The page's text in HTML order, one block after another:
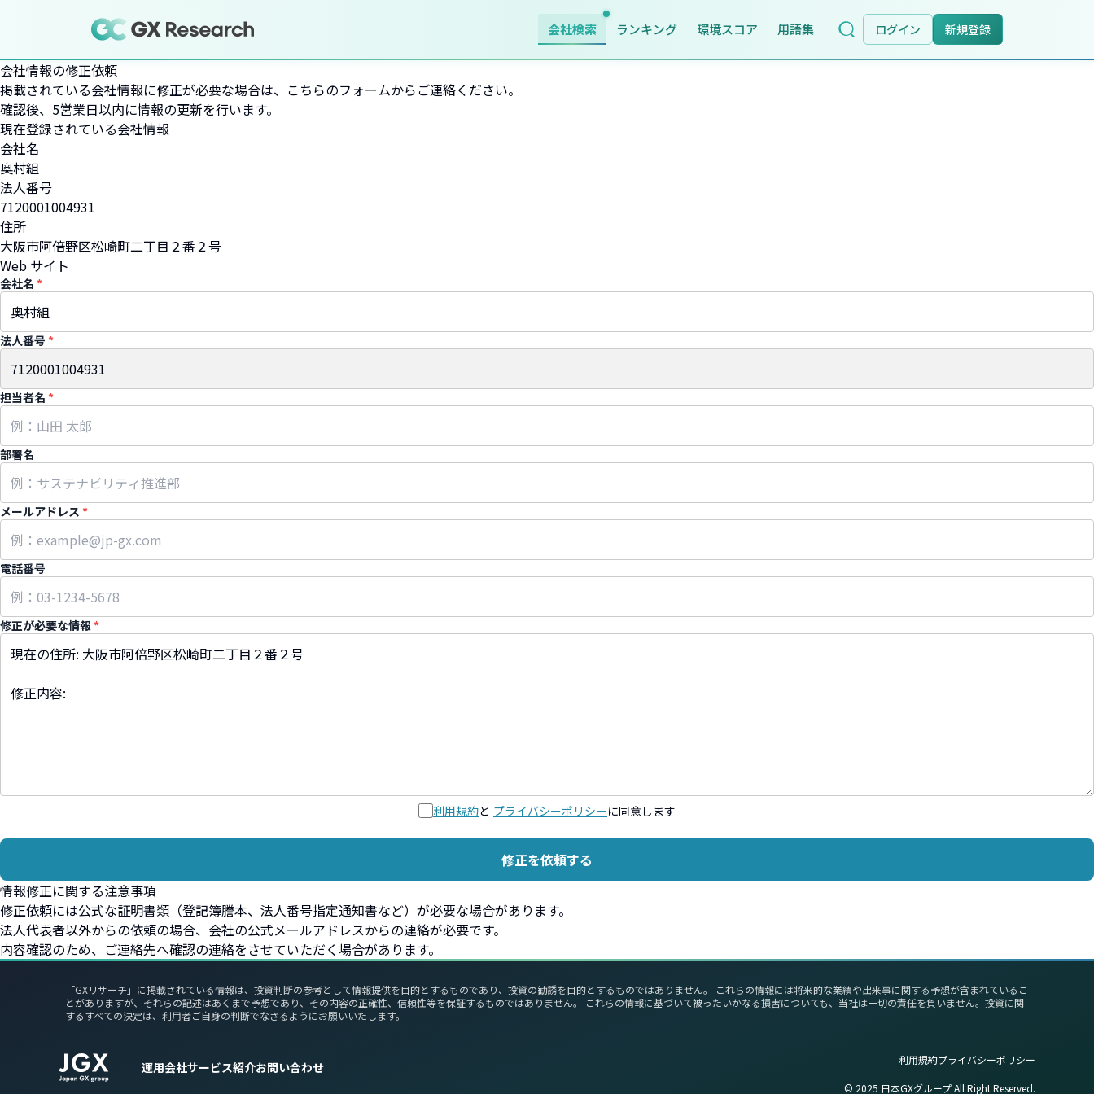
会社検索 ランキング 環境スコア 用語集 ログイン 新規登録
会社情報の修正依頼
掲載されている会社情報に修正が必要な場合は、こちらのフォームからご連絡ください。
確認後、5営業日以内に情報の更新を行います。
現在登録されている会社情報
会社名
奥村組
法人番号
7120001004931
住所
大阪市阿倍野区松崎町二丁目２番２号
Web サイト
会社名 *
法人番号 *
担当者名 *
部署名
メールアドレス *
電話番号
修正が必要な情報 *
利用規約と プライバシーポリシーに同意します
修正を依頼する
情報修正に関する注意事項
修正依頼には公式な証明書類（登記簿謄本、法人番号指定通知書など）が必要な場合があります。
法人代表者以外からの依頼の場合、会社の公式メールアドレスからの連絡が必要です。
内容確認のため、ご連絡先へ確認の連絡をさせていただく場合があります。
「GXリサーチ」に掲載されている情報は、投資判断の参考として情報提供を目的とするものであり、投資の勧誘を目的とするものではありません。 これらの情報には将来的な業績や出来事に関する予想が含まれているこ
とがありますが、それらの記述はあくまで予想であり、その内容の正確性、信頼性等を保証するものではありません。 これらの情報に基づいて被ったいかなる損害についても、当社は一切の責任を負いません。投資に関
するすべての決定は、利用者ご自身の判断でなさるようにお願いいたします。
運用会社サービス紹介お問い合わせ 利用規約プライバシーポリシー
©︎ 2025 日本GXグループ All Right Reserved.